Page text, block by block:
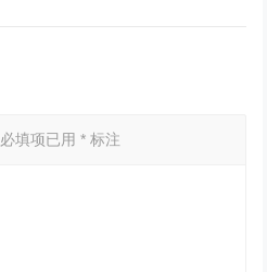
必填项已用* 标注